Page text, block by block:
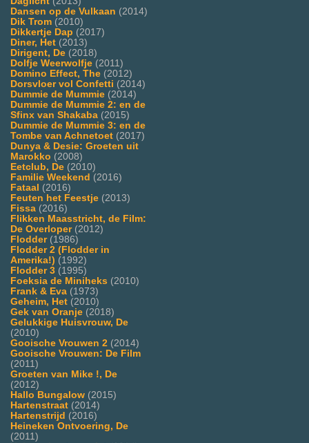
Dansen op de Vulkaan (2014)
Dik Trom (2010)
Dikkertje Dap (2017)
Diner, Het (2013)
Dirigent, De (2018)
Dolfje Weerwolfje (2011)
Domino Effect, The (2012)
Dorsvloer vol Confetti (2014)
Dummie de Mummie (2014)
Dummie de Mummie 2: en de
Sfinx van Shakaba (2015)
Dummie de Mummie 3: en de
Tombe van Achnetoet (2017)
Dunya & Desie: Groeten uit
Marokko (2008)
Eetclub, De (2010)
Familie Weekend (2016)
Fataal (2016)
Feuten het Feestje (2013)
Fissa (2016)
Flikken Maasstricht, de Film:
De Overloper(2012)
Flodder(1986)
Flodder 2 (Flodder in
Amerika!) (1992)
Flodder 3 (1995)
Foeksia de Miniheks (2010)
Frank & Eva (1973)
Geheim, Het (2010)
Gek van Oranje (2018)
Gelukkige Huisvrouw, De
(2010)
Gooische Vrouwen 2 (2014)
Gooische Vrouwen: De Film
(2011)
Groeten van Mike !, De
(2012)
Hallo Bungalow (2015)
Hartenstraat (2014)
Hartenstrijd (2016)
Heineken Ontvoering, De
(2011)